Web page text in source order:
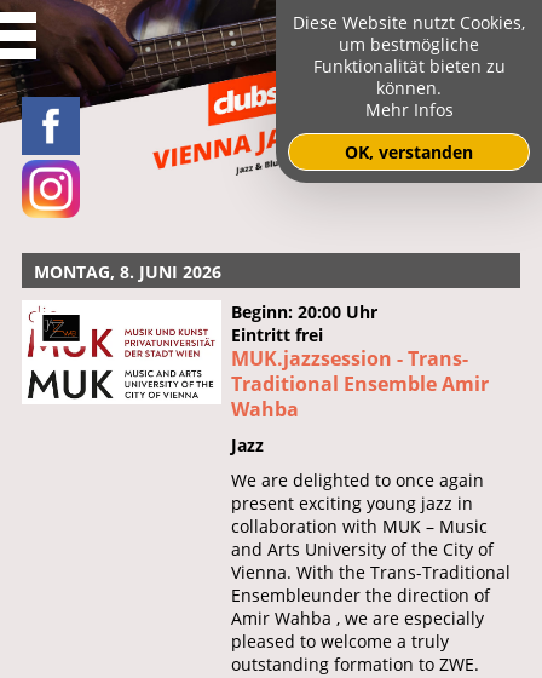
MONTAG, 8. JUNI 2026
Beginn: 20:00 Uhr
Eintritt frei
MUK.jazzsession - Trans-
Traditional Ensemble Amir
Wahba
Jazz
We are delighted to once again
present exciting young jazz in
collaboration with MUK – Music
and Arts University of the City of
Vienna. With the Trans-Traditional
Ensembleunder the direction of
Amir Wahba , we are especially
pleased to welcome a truly
outstanding formation to ZWE.
Diese Website nutzt Cookies,
um bestmögliche
Funktionalität bieten zu
können.
Mehr Infos
OK, verstanden